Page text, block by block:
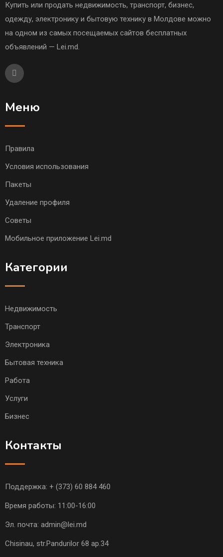
Купить или продать недвижимость, транспорт, бизнес,
одежду, электронику и бытовую технику в Молдове можно
на одном из самых посещаемых сайтов бесплатных
объявлений — Lei.md.
Меню
Правила
Условия использования
Пакеты
Удаление профиля
Советы
Мобильное приложение Lei.md
Категории
Недвижимость
Транспорт
Электроника
Бытовая техника
Работа
Услуги
Бизнес
Контакты
Поддержка: + (373) 60 884 460
Время работы: 11:00-16:00
Эл. почта: admin@lei.md
Chisinau, str.Pandurilor 68 ap.34